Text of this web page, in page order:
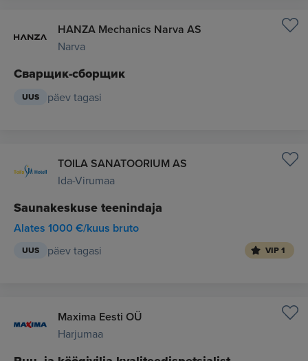
HANZA Mechanics Narva AS
Narva
Сварщик-сборщик
UUS päev tagasi
TOILA SANATOORIUM AS
Ida-Virumaa
Saunakeskuse teenindaja
Alates 1000 €/kuus bruto
UUS päev tagasi VIP 1
Maxima Eesti OÜ
Harjumaa